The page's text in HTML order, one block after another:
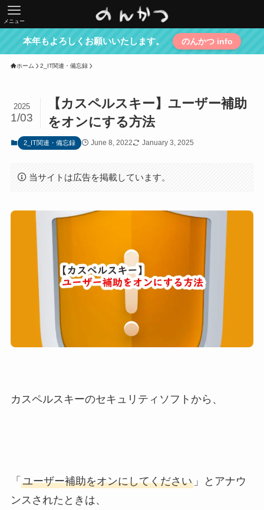
メニュー
本年もよろしくお願いいたします。 のんかつ info
ホーム 2_IT関連・備忘録
【カスペルスキー】ユーザー補助
をオンにする方法
2025
1/03
2_IT関連・備忘録 June 8, 2022 January 3, 2025
当サイトは広告を掲載しています。
カスペルスキーのセキュリティソフトから、
「 ユーザー補助をオンにしてください」とアナウ
ンスされたときは、